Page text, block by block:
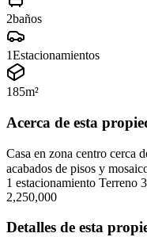
2baños
1Estacionamientos
185m²
Acerca de esta
Casa en zona centro cerca
acabados de pisos y
1 estacionamiento Terreno
2,250,000
Detalles de esta